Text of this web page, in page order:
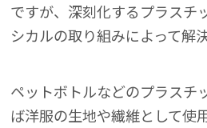
ですが、深刻化するプラスチ
シカルの取り組みによって解
ペットボトルなどのプラスチ
ば洋服の生地や繊維として使